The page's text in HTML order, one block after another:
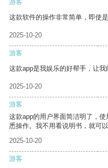
游客
这款软件的操作非常简单，即使
2025-10-20
游客
这款app是我娱乐的好帮手，让我
2025-10-20
游客
这款app的用户界面简洁明了，
悉操作。我不用看说明书，就可
2025-10-20
游客